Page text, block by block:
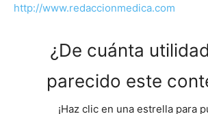
http://www.redaccionmedica.com
¿De cuánta
parecido este
¡Haz clic en una estrella para